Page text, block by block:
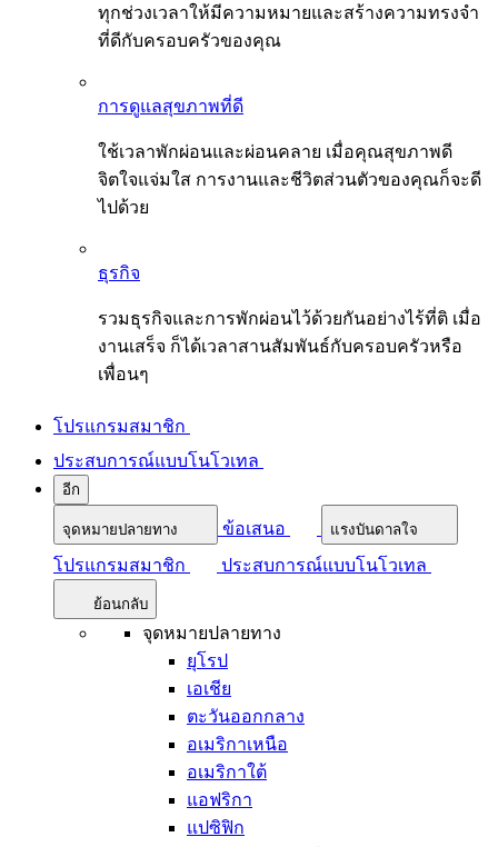
ทุกช่วงเวลาให้มีความหมายและสร้างความทรงจำ
ที่ดีกับครอบครัวของคุณ
การดูแลสุขภาพที่ดี
ใช้เวลาพักผ่อนและผ่อนคลาย เมื่อคุณสุขภาพดี
จิตใจแจ่มใส การงานและชีวิตส่วนตัวของคุณก็จะดี
ไปด้วย
ธุรกิจ
รวมธุรกิจและการพักผ่อนไว้ด้วยกันอย่างไร้ที่ติ เมื่อ
งานเสร็จ ก็ได้เวลาสานสัมพันธ์กับครอบครัวหรือ
เพื่อนๆ
โปรแกรมสมาชิก
ประสบการณ์แบบโนโวเทล
อีก
จุดหมายปลายทาง ข้อเสนอ แรงบันดาลใจ
โปรแกรมสมาชิก ประสบการณ์แบบโนโวเทล
ย้อนกลับ
จุดหมายปลายทาง
ยุโรป
เอเชีย
ตะวันออกกลาง
อเมริกาเหนือ
อเมริกาใต้
แอฟริกา
แปซิฟิก